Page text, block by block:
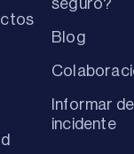
Blog
Informar
incidente